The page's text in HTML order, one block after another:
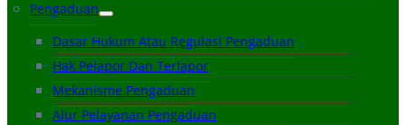
Pengaduan
Dasar Hukum Atau Regulasi Pengaduan
Hak Pelapor Dan Terlapor
Mekanisme Pengaduan
Alur Pelayanan Pengaduan